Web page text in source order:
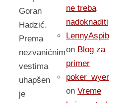
Goran
Hadzić.
Prema
nezvanićnim
vestima
uhapšen
je
ne treba
nadoknaditi
LennyAspib
on Blog za
primer
poker_wyer
on Vreme